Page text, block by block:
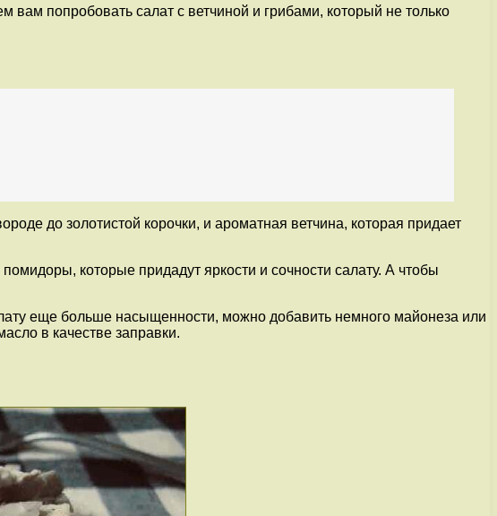
попробовать салат с ветчиной и грибами, который не только
до золотистой корочки, и ароматная ветчина, которая придает
которые придадут яркости и сочности салату. А чтобы
еще больше насыщенности, можно добавить немного майонеза или
в качестве заправки.